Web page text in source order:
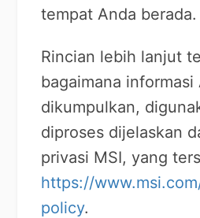
tempat Anda berada.
Rincian lebih lanjut
bagaimana informasi
dikumpulkan,
diproses dijelaskan
privasi MSI, yang
https://
policy.